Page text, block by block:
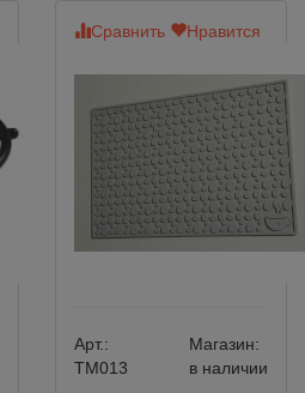
Сравнить Нравится
Арт.:
TM013
Магазин:
в наличии